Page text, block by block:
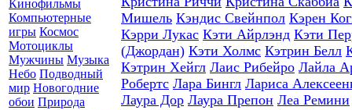
Кинофильмы
Компьютерные
игры Космос
Мотоциклы
Мужчины Музыка
Небо Подводный
мир Новогодние
обои Природа
Мишель Кэндис Свейнпол Кэрен
Кэрри Лукас Кэти Айрлэнд Кэти
(Джордан) Кэти Холмс Кэтрин Белл
Кэтрин Хейгл Лаис Рибейро Лайла
Робертс Лара Бингл Лариса
Лаура Дор Лаура Препон Леа Ремини